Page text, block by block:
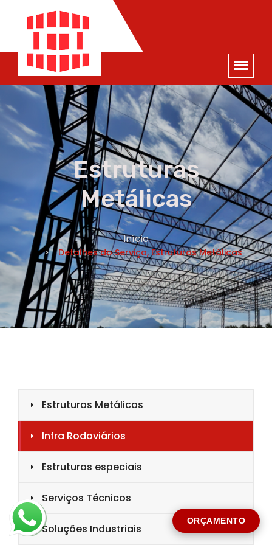
ORÇAMENTO
×
ORÇAMENTO
NOME *
E-MAIL *
TELEFONE *
CIDADE *
MENSAGEM *
Solicitar Orçamento